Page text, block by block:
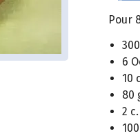
Pour
6
10
80
2